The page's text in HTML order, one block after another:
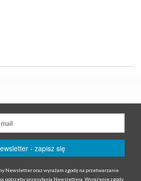
Newsletter oraz wyrażam zgodę na przetwarzanie
potrzeby przesyłania Newslettera. Wyrażenie zgody